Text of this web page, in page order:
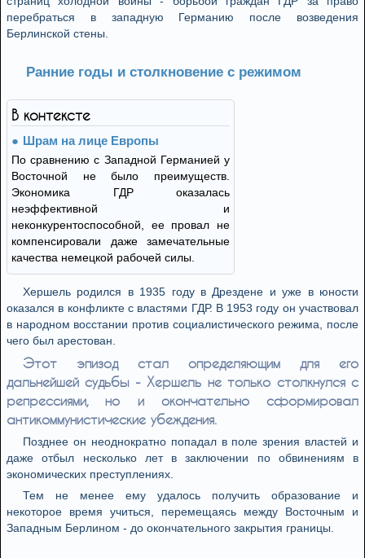
перебраться в западную Германию после возведения
Берлинской стены.
Ранние годы и столкновение с режимом
В контексте
Шрам на лице Европы
По сравнению с Западной Германией у
Восточной не было преимуществ.
Экономика ГДР оказалась
неэффективной и
неконкурентоспособной, ее провал не
компенсировали даже замечательные
качества немецкой рабочей силы.
Хершель родился в 1935 году в Дрездене и уже в юности
оказался в конфликте с властями ГДР. В 1953 году он участвовал
в народном восстании против социалистического режима, после
чего был арестован.
Этот эпизод стал определяющим для его
дальнейшей судьбы - Хершель не только столкнулся с
репрессиями, но и окончательно сформировал
антикоммунистические убеждения.
Позднее он неоднократно попадал в поле зрения властей и
даже отбыл несколько лет в заключении по обвинениям в
экономических преступлениях.
Тем не менее ему удалось получить образование и
некоторое время учиться, перемещаясь между Восточным и
Западным Берлином - до окончательного закрытия границы.